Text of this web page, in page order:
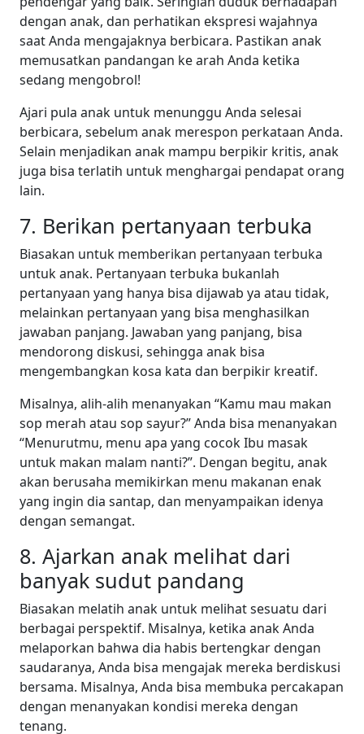
dengan anak, dan perhatikan ekspresi wajahnya
saat Anda mengajaknya berbicara. Pastikan anak
memusatkan pandangan ke arah Anda ketika
sedang mengobrol!
Ajari pula anak untuk menunggu Anda selesai
berbicara, sebelum anak merespon perkataan Anda.
Selain menjadikan anak mampu berpikir kritis, anak
juga bisa terlatih untuk menghargai pendapat orang
lain.
7. Berikan pertanyaan terbuka
Biasakan untuk memberikan pertanyaan terbuka
untuk anak. Pertanyaan terbuka bukanlah
pertanyaan yang hanya bisa dijawab ya atau tidak,
melainkan pertanyaan yang bisa menghasilkan
jawaban panjang. Jawaban yang panjang, bisa
mendorong diskusi, sehingga anak bisa
mengembangkan kosa kata dan berpikir kreatif.
Misalnya, alih-alih menanyakan “Kamu mau makan
sop merah atau sop sayur?” Anda bisa menanyakan
“Menurutmu, menu apa yang cocok Ibu masak
untuk makan malam nanti?”. Dengan begitu, anak
akan berusaha memikirkan menu makanan enak
yang ingin dia santap, dan menyampaikan idenya
dengan semangat.
8. Ajarkan anak melihat dari
banyak sudut pandang
Biasakan melatih anak untuk melihat sesuatu dari
berbagai perspektif. Misalnya, ketika anak Anda
melaporkan bahwa dia habis bertengkar dengan
saudaranya, Anda bisa mengajak mereka berdiskusi
bersama. Misalnya, Anda bisa membuka percakapan
dengan menanyakan kondisi mereka dengan
tenang.